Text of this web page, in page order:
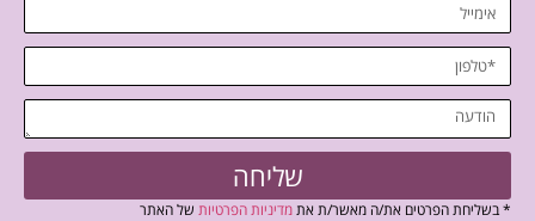
שליחה
* בשליחת הפרטים את/ה מאשר/ת אתמדיניות הפרטיות של האתר